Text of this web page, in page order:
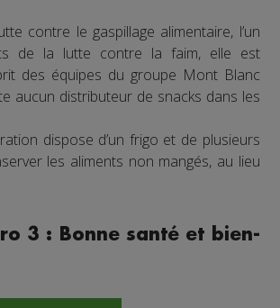
contre le gaspillage alimentaire, l’un
de la lutte contre la faim, elle est
des équipes du groupe Mont Blanc
aucun distributeur de snacks dans les
dispose d’un frigo et de plusieurs
les aliments non mangés, au lieu
3 : Bonne santé et bien-